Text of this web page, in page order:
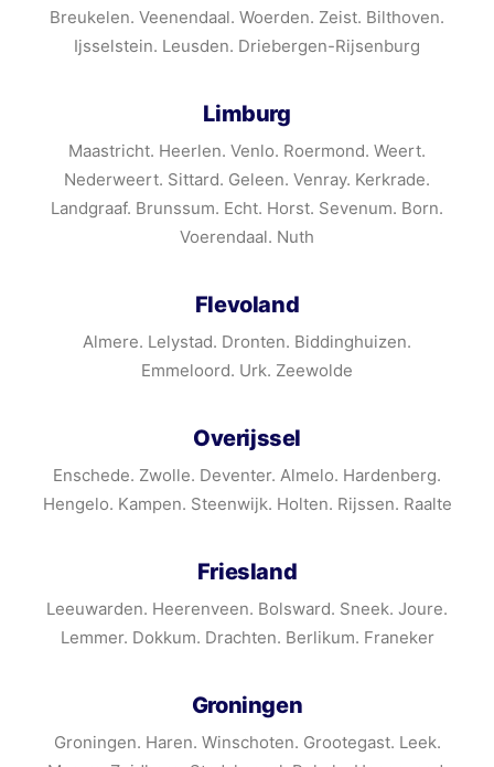
Breukelen. Veenendaal. Woerden. Zeist. Bilthoven.
Ijsselstein. Leusden. Driebergen-Rijsenburg
Limburg
Maastricht. Heerlen. Venlo. Roermond. Weert.
Nederweert. Sittard. Geleen. Venray. Kerkrade.
Landgraaf. Brunssum. Echt. Horst. Sevenum. Born.
Voerendaal. Nuth
Flevoland
Almere. Lelystad. Dronten. Biddinghuizen.
Emmeloord. Urk. Zeewolde
Overijssel
Enschede. Zwolle. Deventer. Almelo. Hardenberg.
Hengelo. Kampen. Steenwijk. Holten. Rijssen. Raalte
Friesland
Leeuwarden. Heerenveen. Bolsward. Sneek. Joure.
Lemmer. Dokkum. Drachten. Berlikum. Franeker
Groningen
Groningen. Haren. Winschoten. Grootegast. Leek.